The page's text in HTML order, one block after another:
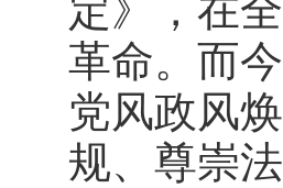
定》，在
革命。而
党风政风
规、尊崇